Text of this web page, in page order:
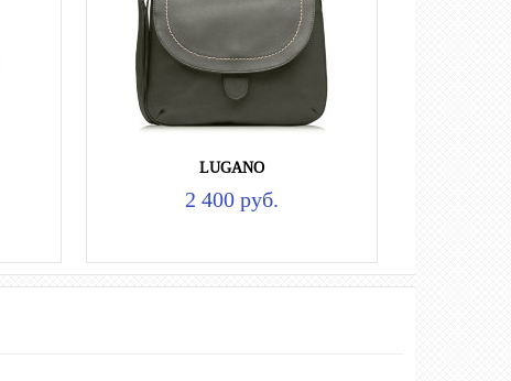
LUGANO
2 400 руб.